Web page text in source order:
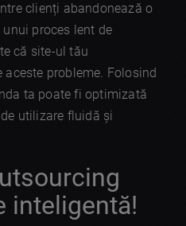
clienți abandonează o
proces lent de
că site-ul tău
aceste probleme. Folosind
ta poate fi optimizată
utilizare fluidă și
inteligentă!